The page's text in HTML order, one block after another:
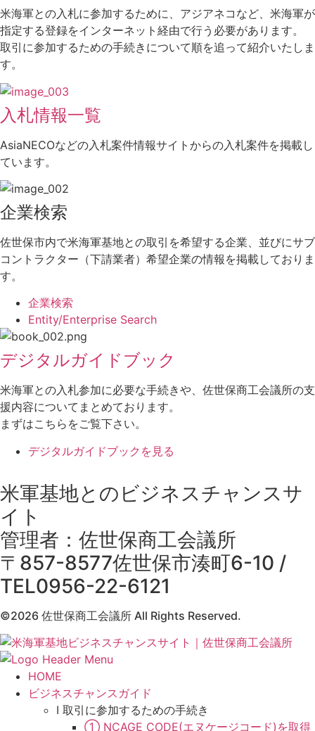
米海軍との入札に参加するために、アジアネコなど、米海軍が
指定する登録をインターネット経由で行う必要があります。
取引に参加するための手続きについて順を追って紹介いたしま
す。
入札情報一覧
AsiaNECOなどの入札案件情報サイトからの入札案件を掲載し
ています。
企業検索
佐世保市内で米海軍基地との取引を希望する企業、並びにサブ
コントラクター（下請業者）希望企業の情報を掲載しておりま
す。
企業検索
Entity/Enterprise Search
デジタルガイドブック
米海軍との入札参加に必要な手続きや、佐世保商工会議所の支
援内容についてまとめております。
まずはこちらをご覧下さい。
デジタルガイドブックを見る
米軍基地とのビジネスチャンスサ
イト
管理者：佐世保商工会議所
〒857-8577佐世保市湊町6-10 /
TEL0956-22-6121
©2026 佐世保商工会議所 All Rights Reserved.
HOME
ビジネスチャンスガイド
Ⅰ 取引に参加するための手続き
① NCAGE CODE(エヌケージコード)を取得